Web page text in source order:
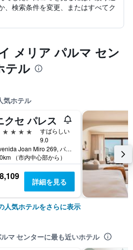
、検索条件を変更、またはすべてク
メリア パルマ セン
テル
気ホテル
クセ パレス
星
すばらしい
9.0
Avenida Joan Miro 269, パルマ・デ・マヨルカ, マヨルカ島, スペイン
（市内中心部から）
詳細を見る
人気ホテルをさらに表示
マ センターに最も近いホテル